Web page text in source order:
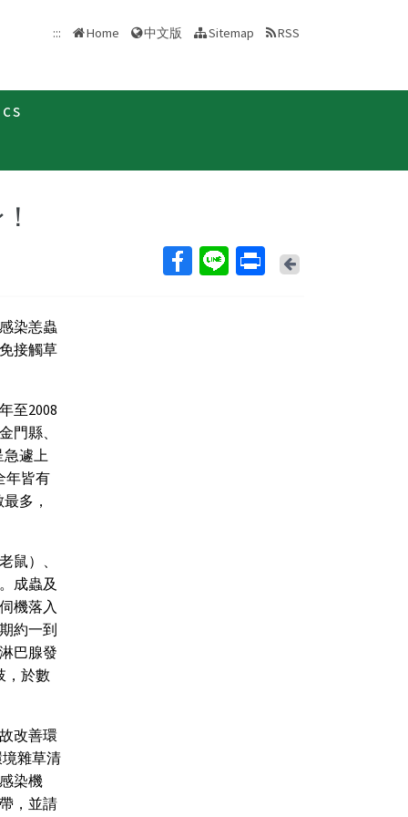
::: Home 中文版 Sitemap RSS
Back
染恙蟲
接觸草
至2008
門縣、
急遽上
年皆有
多，
）、
成蟲及
機落入
約一到
巴腺發
，於數
改善環
雜草清
染機
，並請